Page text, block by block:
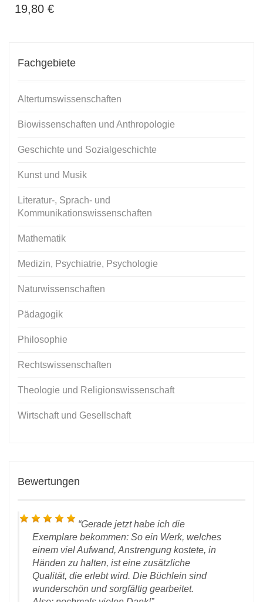
19,80 €
Fachgebiete
Altertumswissenschaften
Biowissenschaften und Anthropologie
Geschichte und Sozialgeschichte
Kunst und Musik
Literatur-, Sprach- und
Kommunikationswissenschaften
Mathematik
Medizin, Psychiatrie, Psychologie
Naturwissenschaften
Pädagogik
Philosophie
Rechtswissenschaften
Theologie und Religionswissenschaft
Wirtschaft und Gesellschaft
Bewertungen
Gerade jetzt habe ich die
Exemplare bekommen: So ein Werk, welches
einem viel Aufwand, Anstrengung kostete, in
Händen zu halten, ist eine zusätzliche
Qualität, die erlebt wird. Die Büchlein sind
wunderschön und sorgfältig gearbeitet.